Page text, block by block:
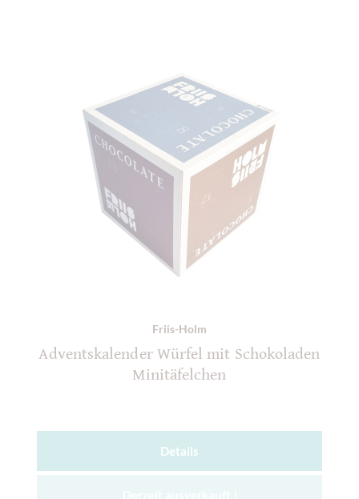
Friis-Holm
Adventskalender Würfel mit Schokoladen
Minitäfelchen
Details